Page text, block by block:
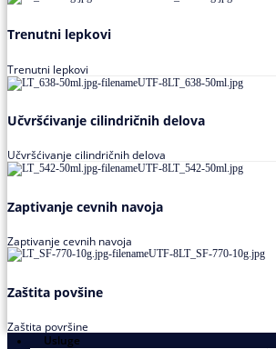
Trenutni lepkovi
Trenutni lepkovi
Učvršćivanje cilindričnih delova
Učvršćivanje cilindričnih delova
Zaptivanje cevnih navoja
Zaptivanje cevnih navoja
Zaštita povšine
Zaštita površine
Usluge